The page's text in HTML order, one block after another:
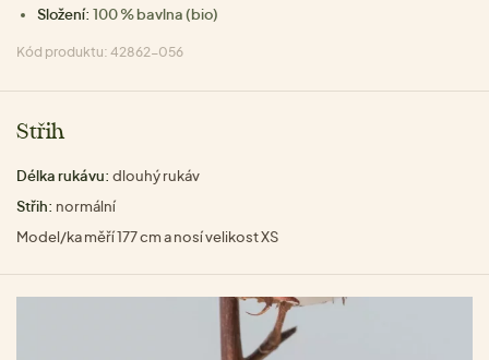
Složení: 100 % bavlna (bio)
Kód produktu: 42862-056
Střih
Délka rukávu: dlouhý rukáv
Střih: normální
Model/ka měří 177 cm a nosí velikost XS